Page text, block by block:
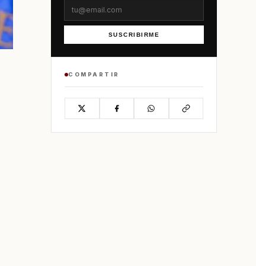
SUSCRIBIRME
COMPARTIR